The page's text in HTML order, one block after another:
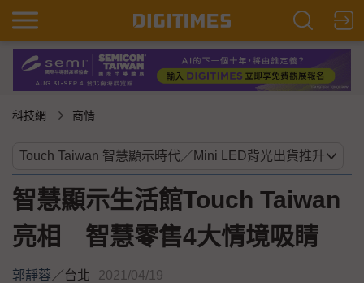
科技網 商情
智慧顯示生活館Touch Taiwan
亮相 智慧零售4大情境吸睛
郭靜蓉 ／台北 2021/04/19